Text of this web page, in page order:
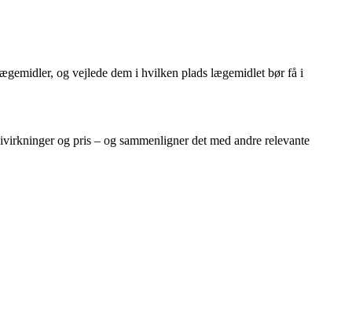
og vejlede dem i hvilken plads lægemidlet bør få i
og pris – og sammenligner det med andre relevante